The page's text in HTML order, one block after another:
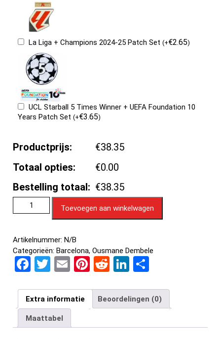
La Liga + Champions 2024-25 Patch Set(+€2.65)
UCL Starball 5 Times Winner + UEFA Foundation 10
Years Patch Set(+€3.65)
Productprijs:
€38.35
Totaal opties:
€0.00
Bestelling totaal: €38.35
Toevoegen aan winkelwagen
Artikelnummer: N/B
Categorieën: Barcelona,Ousmane Dembele
F
ce
b
o
T
tt
er
E
ail
Pi
er
es
t
R
d
di
t
Li
ke
dI
n
e
n
Extra informatie Beoordelingen (0)
Maattabel